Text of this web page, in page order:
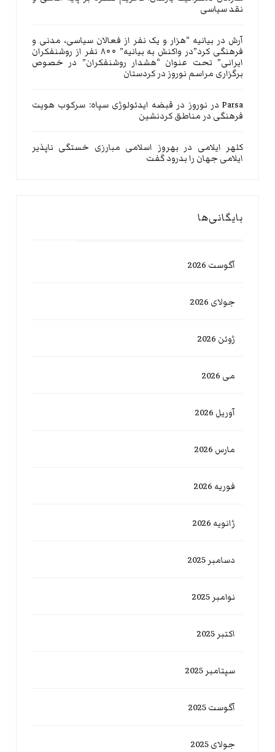
نقد سیاسی
آرش در بیانیه “هزار و یک نفر از فعالان سیاسی، مدنی و
فرهنگی کرد”در واکنش به بیانیه” ۸۰۰ نفر از روشنفکران
ایرانی” تحت عنوان “هشدار روشنفکران” در خصوص
برگزاری مراسم نوروز در کردستان
Parsa در نوروز در قبضه ایدئولوژی سپاه: سرکوب هویت
فرهنگی در مناطق کردنشین
کلهر ایلامی در بهروز اسلامی مبارزی خستگی ناپذیر
ایلامی جهان را بدرود گفت
بایگانی‌ها
آگوست 2026
جولای 2026
ژوئن 2026
می 2026
آوریل 2026
مارس 2026
فوریه 2026
ژانویه 2026
دسامبر 2025
نوامبر 2025
اکتبر 2025
سپتامبر 2025
آگوست 2025
جولای 2025